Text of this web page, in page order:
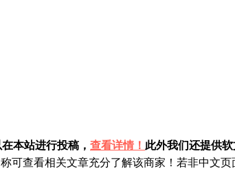
本站进行投稿， 查看详情！ 此外我们还提供
查看相关文章充分了解该商家！若非中文页